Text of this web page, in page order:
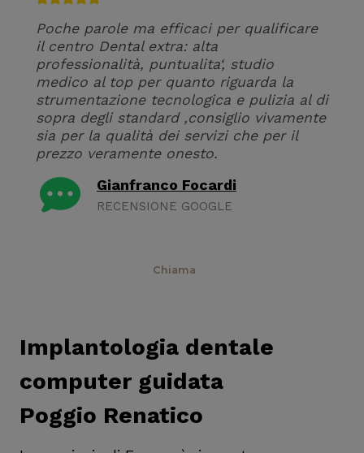
Poche parole ma efficaci per qualificare
il centro Dental extra: alta
professionalità, puntualita‘, studio
medico al top per quanto riguarda la
strumentazione tecnologica e pulizia al di
sopra degli standard ,consiglio vivamente
sia per la qualità dei servizi che per il
prezzo veramente onesto.
Gianfranco Focardi
RECENSIONE GOOGLE
Chiama
Implantologia dentale
computer guidata
Poggio Renatico